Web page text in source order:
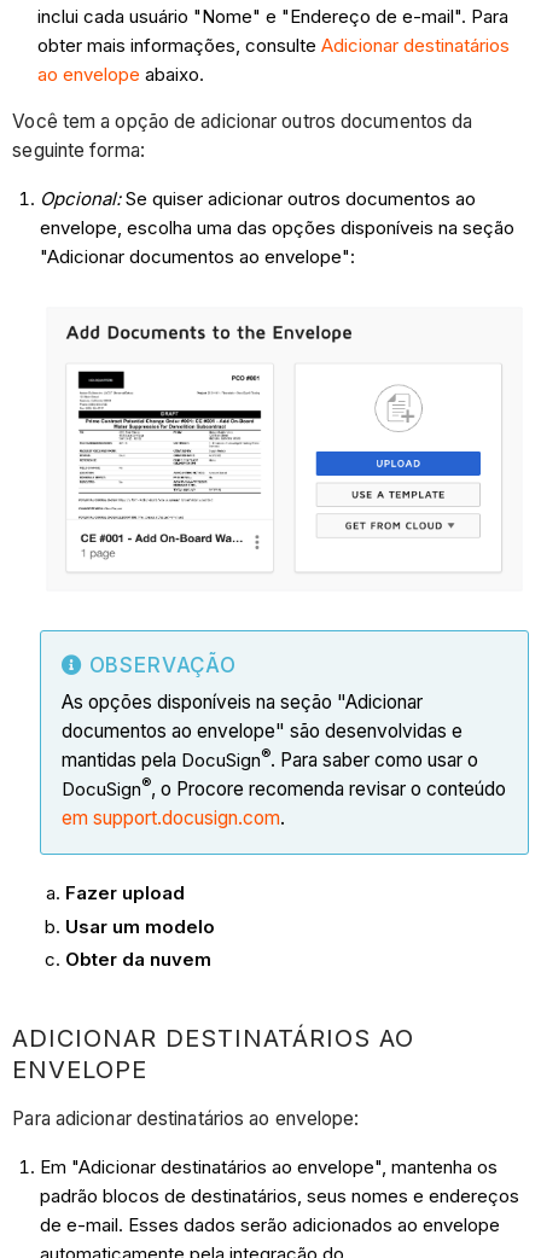
inclui cada usuário "Nome" e "Endereço de e-mail". Para
obter mais informações, consulteAdicionar destinatários
ao envelope abaixo.
Você tem a opção de adicionar outros documentos da
seguinte forma:
Opcional:Se quiser adicionar outros documentos ao
envelope, escolha uma das opções disponíveis na seção
"Adicionar documentos ao envelope":
OBSERVAÇÃO
As opções disponíveis na seção "Adicionar
documentos ao envelope" são desenvolvidas e
mantidas pela DocuSign®. Para saber como usar o
DocuSign®, o Procore recomenda revisar o conteúdo
em support.docusign.com.
Fazer upload
Usar um modelo
Obter da nuvem
ADICIONAR DESTINATÁRIOS AO
ENVELOPE
Para adicionar destinatários ao envelope:
Em "Adicionar destinatários ao envelope", mantenha os
padrão blocos de destinatários, seus nomes e endereços
de e-mail. Esses dados serão adicionados ao envelope